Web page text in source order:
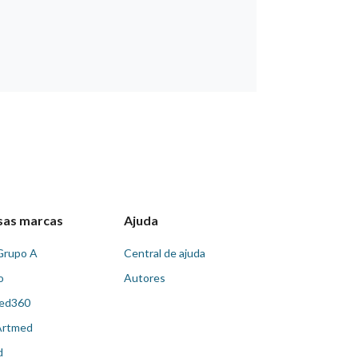
marcas
A
Ajuda
Central de ajuda
Autores